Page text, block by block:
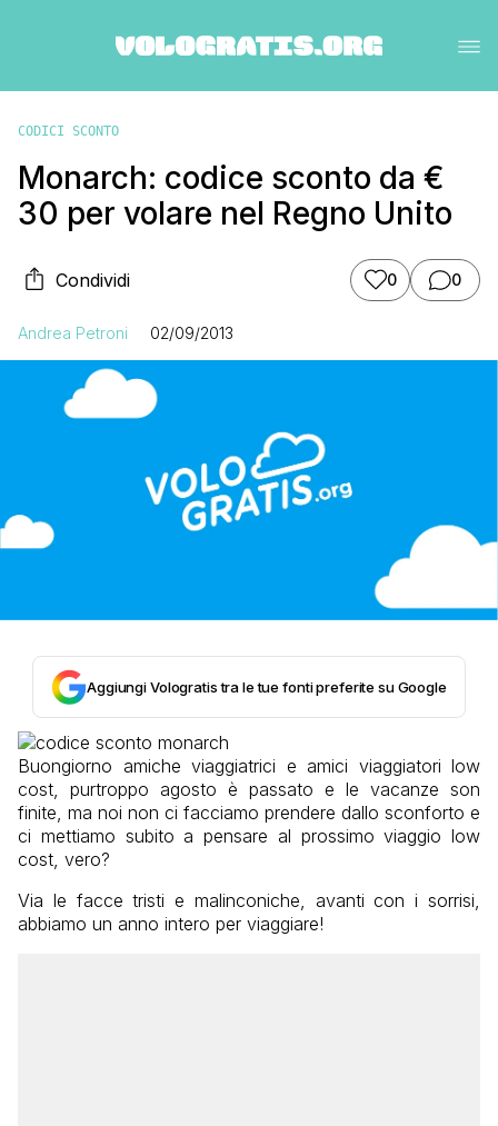
CODICI SCONTO
Monarch: codice sconto da €
30 per volare nel Regno Unito
Condividi 0 0
Andrea Petroni 02/09/2013
Aggiungi Vologratis tra le tue fonti preferite su Google
Buongiorno amiche viaggiatrici e amici viaggiatori low
cost, purtroppo agosto è passato e le vacanze son
finite, ma noi non ci facciamo prendere dallo sconforto e
ci mettiamo subito a pensare al prossimo viaggio low
cost, vero?
Via le facce tristi e malinconiche, avanti con i sorrisi,
abbiamo un anno intero per viaggiare!